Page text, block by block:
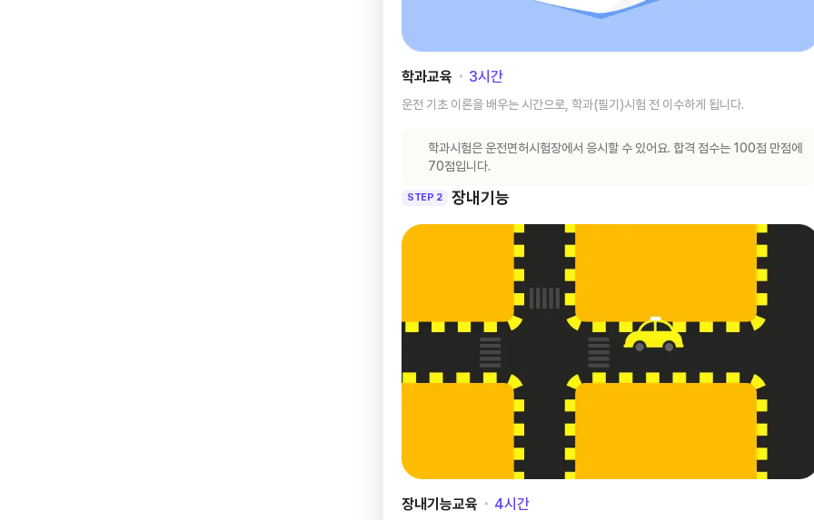
학과교육 ･ 3시간
운전 기초 이론을 배우는 시간으로, 학과(필기)시험 전 이수하게 됩니다.
학과시험은 운전면허시험장에서 응시할 수 있어요. 합격 점수는 100점 만점에
70점입니다.
STEP 2 장내기능
장내기능교육 ･ 4시간